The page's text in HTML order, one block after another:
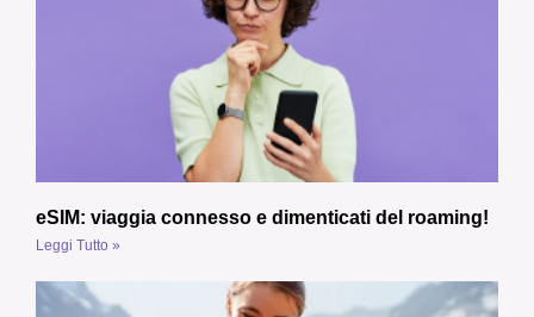
eSIM: viaggia connesso e dimenticati del roaming!
Leggi Tutto »